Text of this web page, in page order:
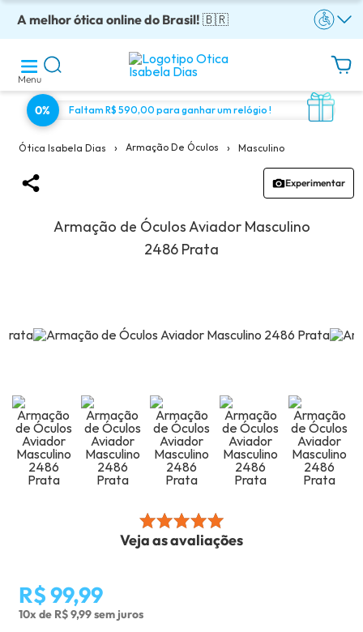
A melhor ótica online do Brasil!🇧🇷
Óculos completos armação + lentes a partir: R$199
Adquira em até 10x sem juros!
Enviamos para todo o Brasil!
Óculos de grau com preço justo!
Menu
0% Faltam R$ 590,00 para ganhar um relógio !
Ótica Isabela Dias › Armação De Óculos › Masculino
Experimentar
Armação de Óculos Aviador Masculino
2486 Prata
Veja as avaliações
R$ 99,99
10x de R$ 9,99 sem juros